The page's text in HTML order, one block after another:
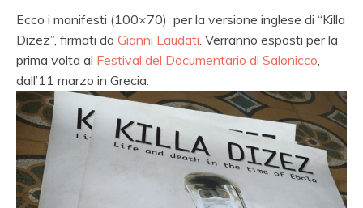
Ecco i manifesti (100×70) per la versione inglese di “Killa
Dizez”, firmati da Gianni Laudati . Verranno esposti per la
prima volta al Festival del Documentario di Salonicco
dall’11 marzo in Grecia.